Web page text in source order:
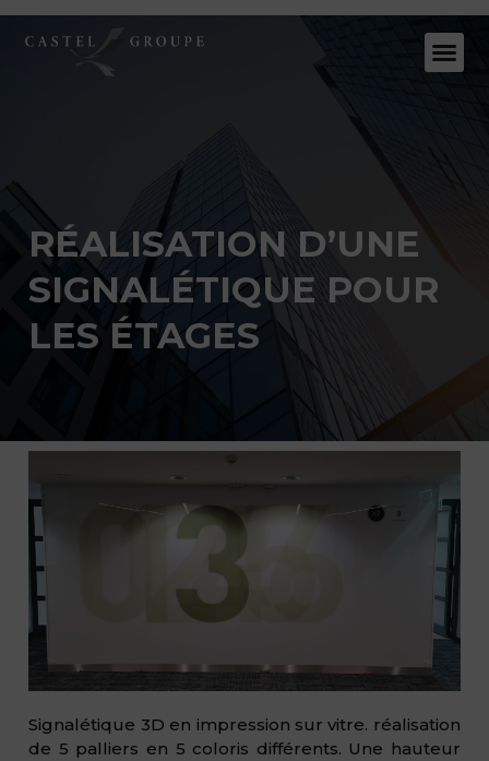
RÉALISATION D’UNE
SIGNALÉTIQUE POUR
LES ÉTAGES
Signalétique 3D en impression sur vitre. réalisation
de 5 palliers en 5 coloris différents. Une hauteur